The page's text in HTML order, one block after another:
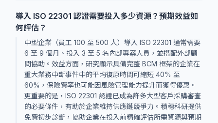
導入 ISO 22301 認證需要投入多少資源？預期效益如
何評估？
中型企業（員工 100 至 500 人）導入 ISO 22301 通常需要
6 至 9 個月、投入 3 至 5 名內部專案人員，並搭配外部顧
問協助。效益方面，研究顯示具備完整 BCM 框架的企業在
重大業務中斷事件中的平均復原時間可縮短 40% 至
60%，保險費率也可能因風險管理能力提升而獲得優惠。
更重要的是，ISO 22301 認證已成為許多大型客戶採購審查
的必要條件，有助於企業維持供應鏈競爭力。積穗科研提供
免費初步診斷，協助企業在投入前精確評估所需資源與預期